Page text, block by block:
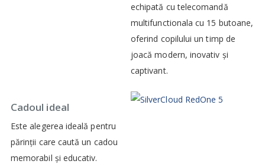
echipată cu telecomandă
multifunctionala cu 15 butoane,
oferind copilului un timp de
joacă modern, inovativ și
captivant.
Cadoul ideal
Este alegerea ideală pentru
părinții care caută un cadou
memorabil și educativ.